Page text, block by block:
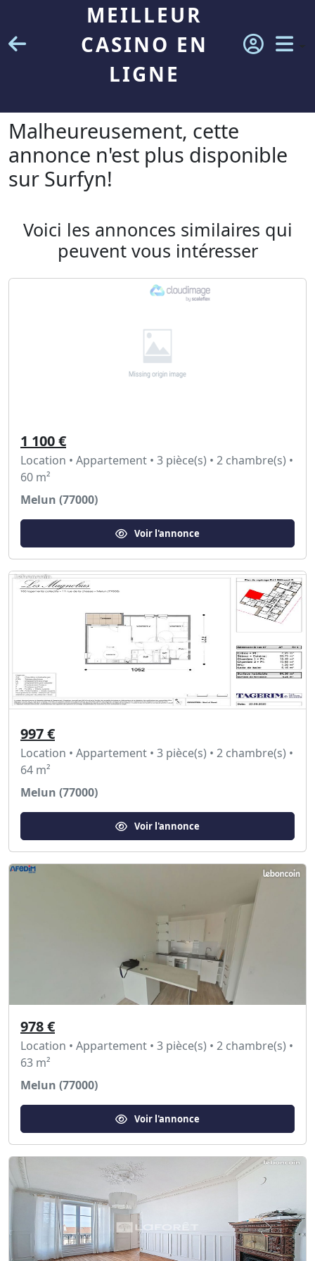
MEILLEUR
CASINO EN
LIGNE
Malheureusement, cette
annonce n'est plus disponible
sur Surfyn!
Voici les annonces similaires qui
peuvent vous intéresser
1 100 €
Location • Appartement • 3 pièce(s) • 2 chambre(s) •
60 m²
Melun (77000)
Voir l'annonce
997 €
Location • Appartement • 3 pièce(s) • 2 chambre(s) •
64 m²
Melun (77000)
Voir l'annonce
978 €
Location • Appartement • 3 pièce(s) • 2 chambre(s) •
63 m²
Melun (77000)
Voir l'annonce